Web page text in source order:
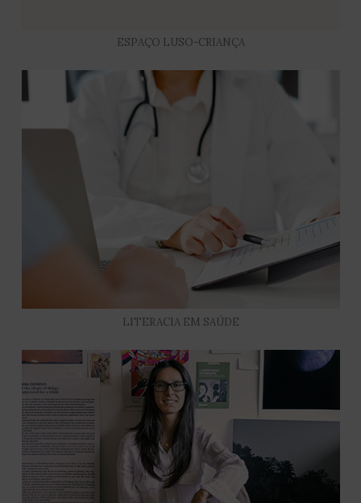
ESPAÇO LUSO-CRIANÇA
LITERACIA EM SAÚDE